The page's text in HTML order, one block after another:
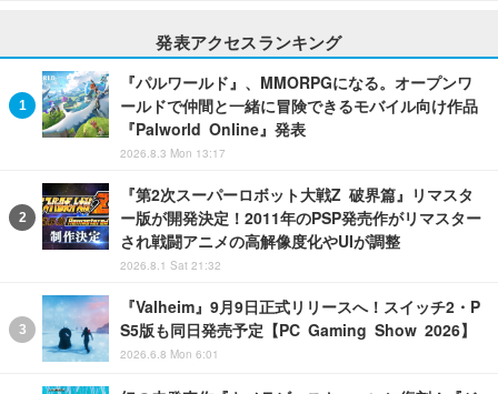
発表アクセスランキング
『パルワールド』、MMORPGになる。オープンワ
ールドで仲間と一緒に冒険できるモバイル向け作品
『Palworld Online』発表
2026.8.3 Mon 13:17
『第2次スーパーロボット大戦Z 破界篇』リマスタ
ー版が開発決定！2011年のPSP発売作がリマスター
され戦闘アニメの高解像度化やUIが調整
2026.8.1 Sat 21:32
『Valheim』9月9日正式リリースへ！スイッチ2・P
S5版も同日発売予定【PC Gaming Show 2026】
2026.6.8 Mon 6:01